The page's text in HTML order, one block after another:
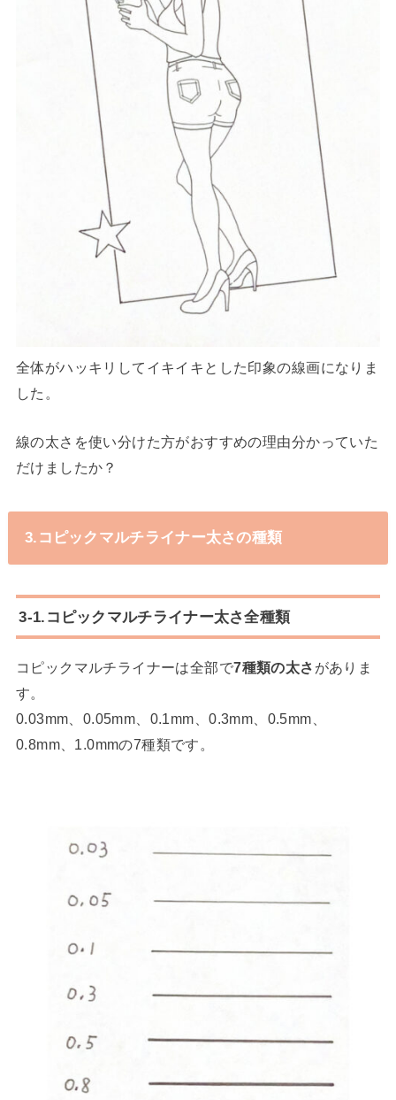
全体がハッキリしてイキイキとした印象の線画になりま
した。
線の太さを使い分けた方がおすすめの理由分かっていた
だけましたか？
3.コピックマルチライナー太さの種類
3-1.コピックマルチライナー太さ全種類
コピックマルチライナーは全部で7種類の太さ がありま
す。
0.03mm、0.05mm、0.1mm、0.3mm、0.5mm、
0.8mm、1.0mmの7種類です。